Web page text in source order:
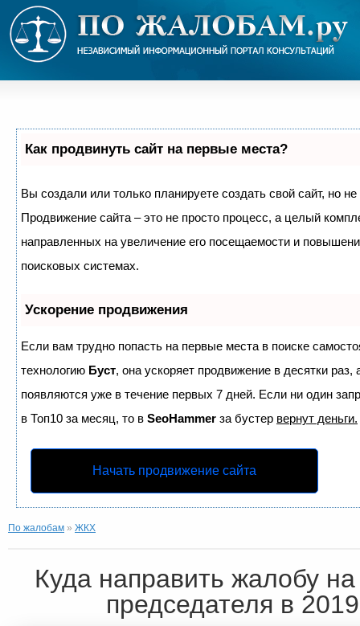
Как продвинуть сайт на первые места?
Вы создали или только планируете создать свой сайт, но не
Продвижение сайта – это не просто процесс, а целый
направленных на увеличение его посещаемости и
поисковых системах.
Ускорение продвижения
Если вам трудно попасть на первые места в поиске
технологию Буст, она ускоряет продвижение в десятки раз,
появляются уже в течение первых 7 дней. Если ни один
в Топ10 за месяц, то в SeoHammer за бустер вернут деньги.
Начать продвижение сайта
По жалобам » ЖКХ
Куда направить жалобу
председателя в